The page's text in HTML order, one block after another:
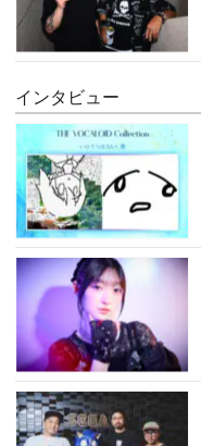
インタビュー